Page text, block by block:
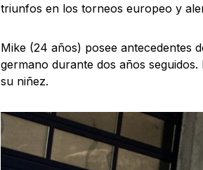
triunfos en los torneos europeo y
Mike (24 años) posee antecedentes
germano durante dos años
su niñez.